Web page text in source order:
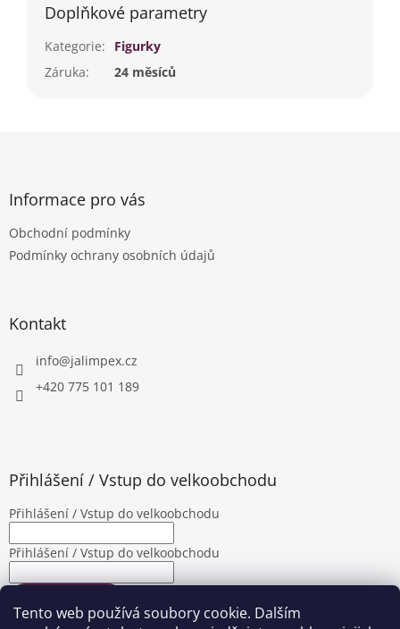
Tento web používá soubory cookie. Dalším
Doplňkové parametry
Kategorie:
Figurky
Záruka: 24 měsíců
Informace pro vás
Obchodní podmínky
Podmínky ochrany osobních údajů
Kontakt
info@jalimpex.cz
+420 775 101 189
Přihlášení / Vstup do velkoobchodu
Přihlášení / Vstup do velkoobchodu
Přihlášení / Vstup do velkoobchodu
Nová registrace Zapomenuté heslo